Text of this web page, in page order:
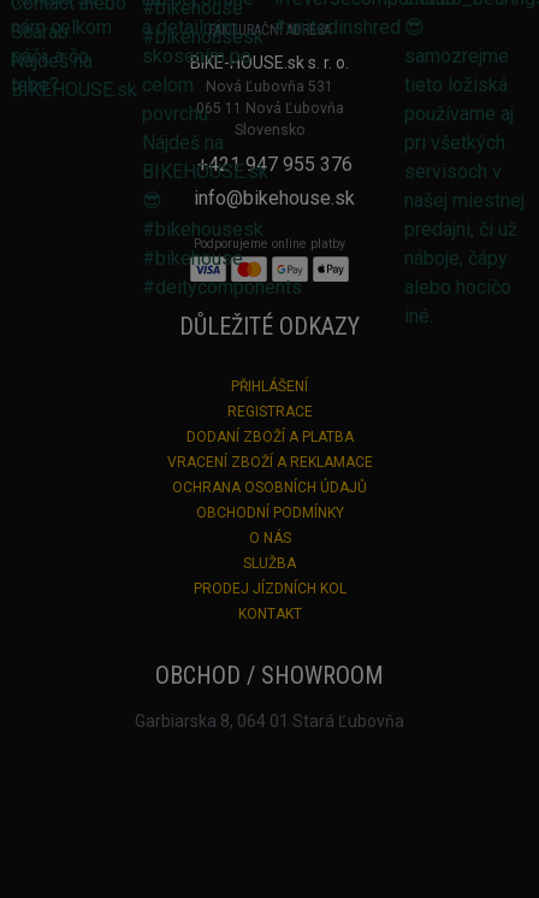
FAKTURAČNÍ ADRESA
BIKE-HOUSE.sk s. r. o.
Nová Ľubovňa 531
065 11 Nová Ľubovňa
Slovensko
+421 947 955 376
info@bikehouse.sk
Podporujeme online platby
DŮLEŽITÉ ODKAZY
PŘIHLÁŠENÍ
REGISTRACE
DODANÍ ZBOŽÍ A PLATBA
VRACENÍ ZBOŽÍ A REKLAMACE
OCHRANA OSOBNÍCH ÚDAJŮ
OBCHODNÍ PODMÍNKY
O NÁS
SLUŽBA
PRODEJ JÍZDNÍCH KOL
KONTAKT
OBCHOD / SHOWROOM
Garbiarska 8, 064 01 Stará Ľubovňa